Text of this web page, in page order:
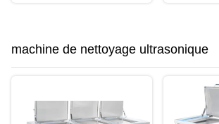
machine de nettoyage ultrasonique